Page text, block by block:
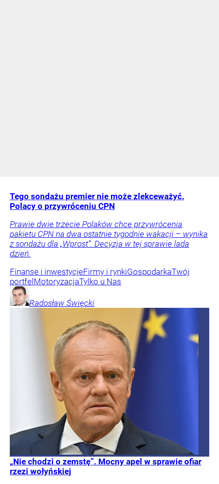
Tego sondażu premier nie może zlekceważyć.
Polacy o przywróceniu CPN
Prawie dwie trzecie Polaków chce przywrócenia
pakietu CPN na dwa ostatnie tygodnie wakacji – wynika
z sondażu dla „Wprost”. Decyzja w tej sprawie lada
dzień.
Finanse i inwestycjeFirmy i rynkiGospodarkaTwój
portfel MotoryzacjaTylko u Nas
Radosław Święcki
„Nie chodzi o zemstę”. Mocny apel w sprawie ofiar
rzezi wołyńskiej